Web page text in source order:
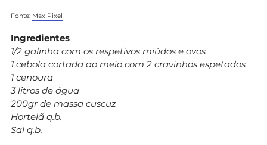
Fonte: Max Pixel
Ingredientes
1/2 galinha com os respetivos miúdos e ovos
1 cebola cortada ao meio com 2 cravinhos espetados
1 cenoura
3 litros de água
200gr de massa cuscuz
Hortelã q.b.
Sal q.b.